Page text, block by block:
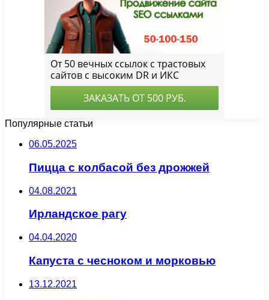
Популярные статьи
06.05.2025
Пицца с колбасой без дрожжей
04.08.2021
Ирландское рагу
04.04.2020
Капуста с чесноком и морковью
13.12.2021